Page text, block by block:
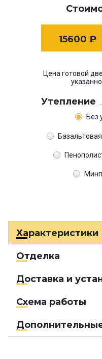
15600 ₽
Цена готовой
Утепление
Без
Характеристики
Отделка
Доставка и
Схема работы